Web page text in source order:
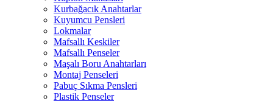
Kurbağacık Anahtarlar
Kuyumcu Pensleri
Lokmalar
Mafsallı Keskiler
Mafsallı Penseler
Maşalı Boru Anahtarları
Montaj Penseleri
Pabuç Sıkma Pensleri
Plastik Penseler